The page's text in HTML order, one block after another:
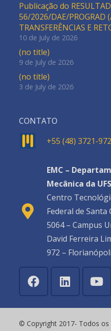
Publicação do
56/2026/DAE/PROGRAD
TRANSFERÊNCIAS E
10 de July de 2026
(no title)
9 de July de 2026
(no title)
3 de July de 2026
CONTATO
+55 (48) 3721-
EMC –
Mecânica da
Centro
Federal de Santa
5064 – Campus
David Ferreira
972 –
© Copyright 2017- Todos os